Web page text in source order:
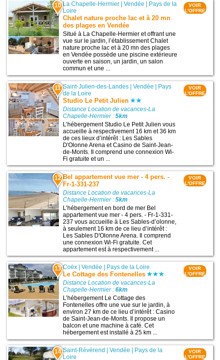
10 La Chapelle-Hermier |Vendée
Pays de la
Loire
Chalet nature proche lac et à 20 mn
des plages en Vendée
Situé à La Chapelle-Hermier et offrant une
vue sur le jardin, l’établissement Chalet
nature proche lac et à 20 mn des plages
en Vendée possède une piscine extérieure
ouverte en saison, un jardin, un salon
commun et une ...
VOIR
L'OFFRE
11 Saint-Julien-des-Landes |Vendée | Pays
de la Loire
Studio Le Petit Julien
Distance Location de vacances-La
Chapelle-Hermier :5km
L’hébergement Studio Le Petit Julien vous
accueille à respectivement 16 km et 36 km
de ces lieux d’intérêt : Les Sables
D'Olonne Arena et Casino de Saint-Jean-
de-Monts. Il comprend une connexion Wi-
Fi gratuite et un ...
VOIR
L'OFFRE
12 Bel appartement vue mer - 4 pers. -
Fr-1-331-237
Distance Location de vacances-La
Chapelle-Hermier :5km
L’hébergement en bord de mer Bel
appartement vue mer - 4 pers. - Fr-1-331-
237 vous accueille à Les Sables-dʼolonne,
à seulement 16 km de ce lieu d’intérêt :
Les Sables D'Olonne Arena. Il comprend
une connexion Wi-Fi gratuite. Cet
appartement est à respectivement ...
VOIR
L'OFFRE
13 Coëx |Vendée Pays de la Loire
Le Cottage des Fontenelles
Distance Location de vacances-La
Chapelle-Hermier :6km
L’hébergement Le Cottage des
Fontenelles offre une vue sur le jardin, à
environ 27 km de ce lieu d’intérêt : Casino
de Saint-Jean-de-Monts. Il propose un
balcon et une machine à café. Cet
hébergement est installé à 25 km ...
VOIR
L'OFFRE
14 Saint-Révérend |Vendée
Pays de la
Loire
VOIR
L'OFFRE